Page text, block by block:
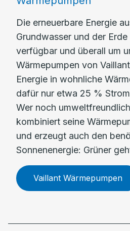
Die erneuerbare Energie
Grundwasser und der
verfügbar und überall um
Wärmepumpen von
Energie in wohnliche
dafür nur etwa 25 %
Wer noch
kombiniert seine
und erzeugt auch den
Sonnenenergie: Grüner
Vaillant Wärmepumpen